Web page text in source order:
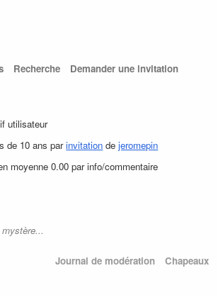
Recherche Demander une invitation
utilisateur
de 10 ans parinvitation dejeromepin
moyenne 0.00 par info/commentaire
Journal de modération Chapeaux